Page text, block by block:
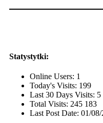
Statystytki:
Online Users: 1
Today's Visits: 199
Last 30 Days Visits: 5
Total Visits: 245 183
Last Post Date: 01/